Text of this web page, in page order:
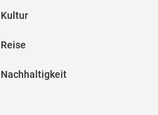
Kultur
Reise
Nachhaltigkeit